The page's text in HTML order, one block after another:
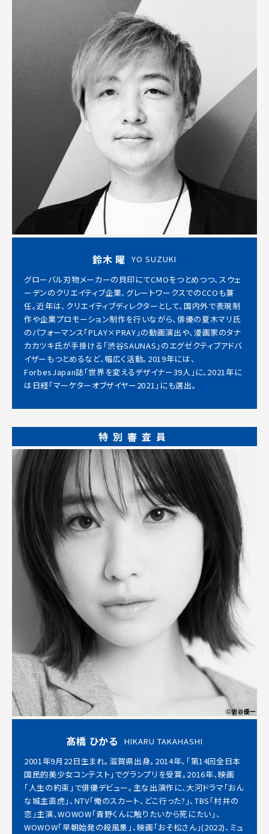
鈴木 曜 YO SUZUKI
グローバル刃物メーカーの貝印にてCMOをつとめつつ、スウェ
ーデンのクリエイティブ企業、グレートワークスでのCCOも兼
任。近年は、クリエイティブディレクターとして、国内外で表現制
作や企業プロモーション制作を行いながら、俳優の夏木マリ氏
のパフォーマンス「PLAY×PRAY」の動画演出や、漫画家のタナ
カカツキ氏が手掛ける「渋谷SAUNAS」のエグゼクティブアドバ
イザーもつとめるなど、幅広く活動。2019年には、
ForbesJapan誌「世界を変えるデザイナー39人」に、2021年に
は日経「マーケターオブザイヤー2021」にも選出。
特別審査員
髙橋 ひかる
HIKARU TAKAHASHI
2001年9月22日生まれ。滋賀県出身。2014年、「第14回全日本
国民的美少女コンテスト」でグランプリを受賞。2016年、映画
「人生の約束」で俳優デビュー。主な出演作に、大河ドラマ「おん
な城主直虎」、NTV「俺のスカート、どこ行った?」、TBS「村井の
恋」主演、WOWOW「青野くんに触りたいから死にたい」、
WOWOW「早朝始発の殺風景」、映画「おそ松さん」(2022)、ミュ